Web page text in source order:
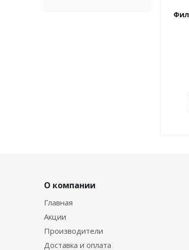
О компании
Главная
Акции
Производители
Доставка и оплата